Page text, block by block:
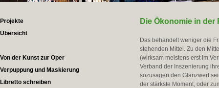
Projekte
Übersicht
Von der Kunst zur Oper
Verpuppung und Maskierung
Libretto schreiben
Die Ökonomie in der
Das behandelt weniger die
stehenden Mittel. Zu den
(wirksam meistens erst im
Verband der Inszenierung
sozusagen den Glanzwert
der stärkste Moment, oder